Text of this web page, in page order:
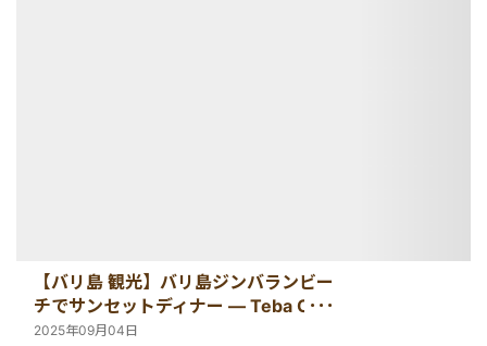
【バリ島 観光】バリ島ジンバランビー
チでサンセットディナー ― Teba Cafe
Jimbaran 体験記
2025年09月04日